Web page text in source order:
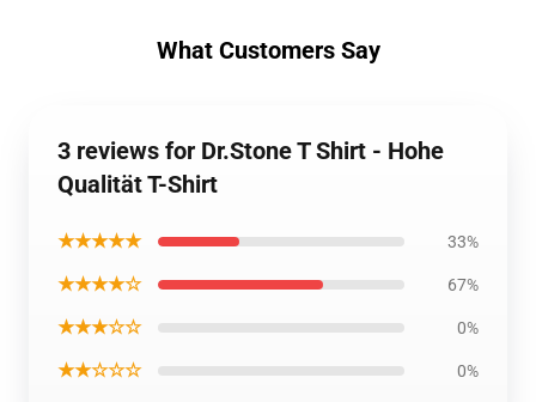
What Customers Say
3 reviews for Dr.Stone T Shirt - Hohe
Qualität T-Shirt
★★★★★ 33%
★★★★☆ 67%
★★★☆☆ 0%
★★☆☆☆ 0%